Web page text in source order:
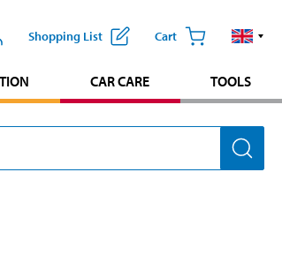
Shopping List Cart
CAR CARE TOOLS